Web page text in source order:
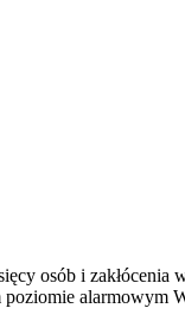
osób i
alarmowym